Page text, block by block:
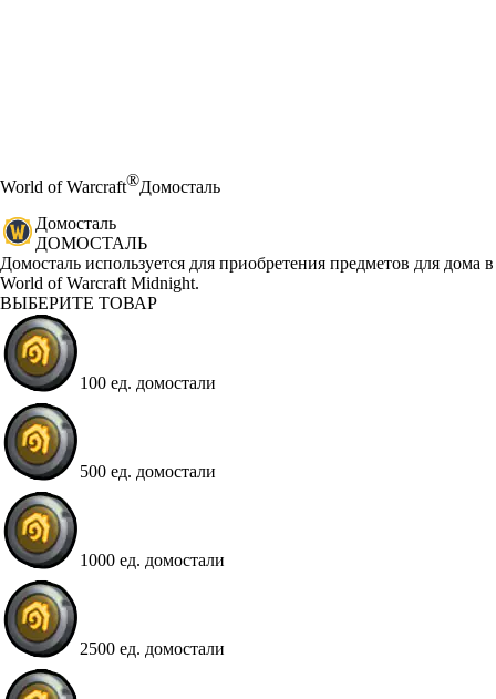
World of Warcraft®Домосталь
Домосталь
ДОМОСТАЛЬ
Product Notification
Домосталь используется для приобретения предметов для дома в
World of Warcraft Midnight.
ВЫБЕРИТЕ ТОВАР
100 ед. домостали
500 ед. домостали
1000 ед. домостали
2500 ед. домостали